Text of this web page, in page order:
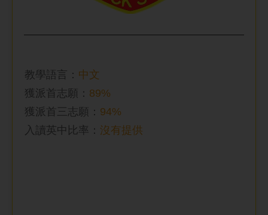
教學語言： 中文
獲派首志願： 89%
獲派首三志願： 94%
入讀英中比率 ： 沒有提供